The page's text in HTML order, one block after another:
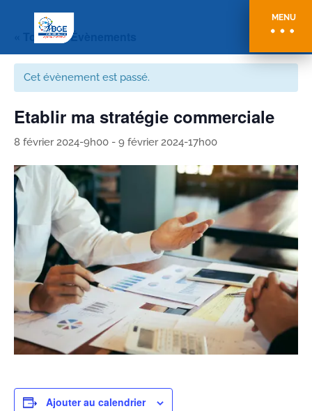
MENU
« Tous les Évènements
Cet évènement est passé.
Etablir ma stratégie commerciale
8 février 2024-9h00 - 9 février 2024-17h00
Ajouter au calendrier